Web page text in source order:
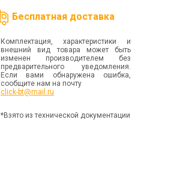
Бесплатная доставка
Комплектация, характеристики и
внешний вид товара может быть
изменен производителем без
предварительного уведомления.
Если вами обнаружена ошибка,
сообщите нам на почту
click-bt@mail.ru
*Взято из технической документации